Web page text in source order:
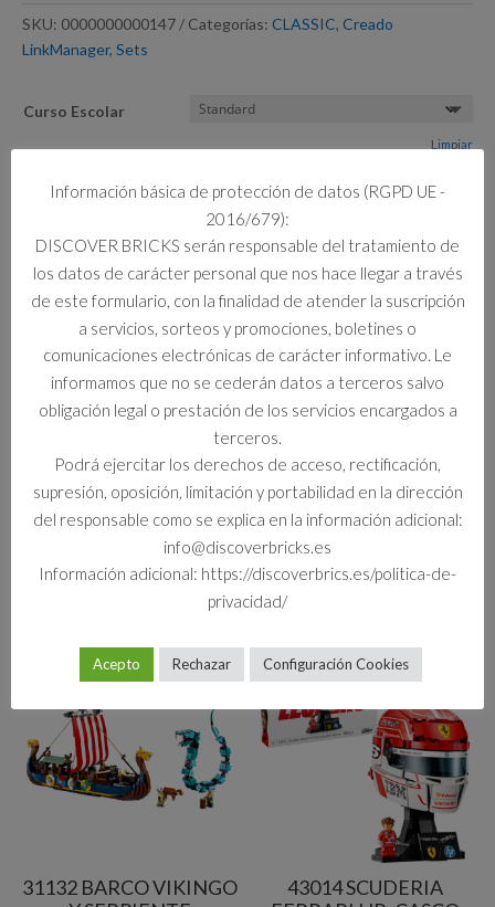
SKU: 0000000000147 Categorías: CLASSIC, Creado
LinkManager, Sets
Curso Escolar
Limpiar
DIVERSIÓN
OCEÁNICA
CREATIVA
cantidad
Añadir al carrito
Información adicional
Información adicional
Curso Escolar
Standard
Productos relacionados
31132 BARCO VIKINGO
43014 SCUDERIA
Información básica de protección de datos (RGPD UE -
2016/679):
DISCOVER BRICKS serán responsable del tratamiento de
los datos de carácter personal que nos hace llegar a través
de este formulario, con la finalidad de atender la suscripción
a servicios, sorteos y promociones, boletines o
comunicaciones electrónicas de carácter informativo. Le
informamos que no se cederán datos a terceros salvo
obligación legal o prestación de los servicios encargados a
terceros.
Podrá ejercitar los derechos de acceso, rectificación,
supresión, oposición, limitación y portabilidad en la dirección
del responsable como se explica en la información adicional:
info@discoverbricks.es
Información adicional: https://discoverbrics.es/politica-de-
privacidad/
Acepto Rechazar Configuración Cookies